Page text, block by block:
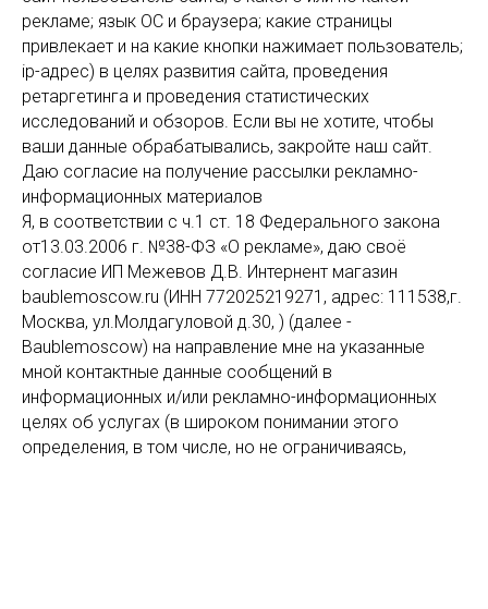
рекламе; язык ОС и браузера; какие страницы
привлекает и на какие кнопки нажимает пользователь;
ip-адрес) в целях развития сайта, проведения
ретаргетинга и проведения статистических
исследований и обзоров. Если вы не хотите, чтобы
ваши данные обрабатывались, закройте наш сайт.
Даю согласие на получение рассылки рекламно-
информационных материалов
Я, в соответствии с ч.1 ст. 18 Федерального закона
от13.03.2006 г. №38-ФЗ «О рекламе», даю своё
согласие ИП Межевов Д.В. Интернент магазин
baublemoscow.ru (ИНН 772025219271, адрес: 111538,г.
Москва, ул.Молдагуловой д.30, ) (далее -
Baublemoscow) на направление мне на указанные
мной контактные данные сообщений в
информационных и/или рекламно-информационных
целях об услугах (в широком понимании этого
определения, в том числе, но не ограничиваясь,